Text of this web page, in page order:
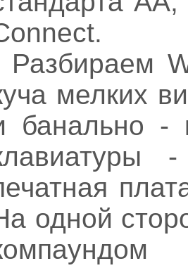
Разбираем
мелких
банально -
одной